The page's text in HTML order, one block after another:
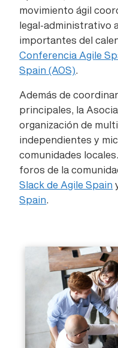
movimiento ágil
legal-administrativo
importantes del
Conferencia Agile
Spain (AOS)
Además de
principales, la
organización de
independientes y
comunidades
foros de la
Slack de Agile Spain
Spain